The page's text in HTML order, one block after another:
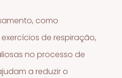
como
de respiração,
no processo de
a reduzir o